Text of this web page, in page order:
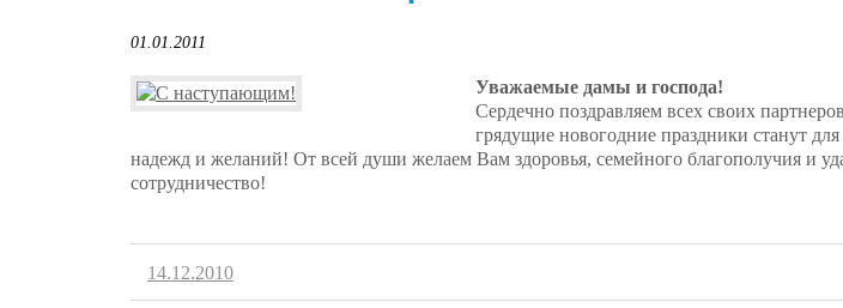
01.01.2011
Уважаемые дамы и господа!
Сердечно поздравляем всех своих
грядущие новогодние праздники станут
надежд и желаний! От всей души желаем Вам здоровья, семейного благополучия и
сотрудничество!
14.12.2010